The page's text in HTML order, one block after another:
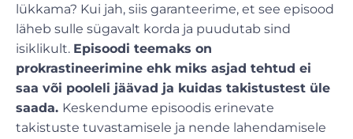
lükkama? Kui jah, siis garanteerime, et see episood
läheb sulle sügavalt korda ja puudutab sind
isiklikult. Episoodi teemaks on
prokrastineerimine ehk miks asjad tehtud ei
saa või pooleli jäävad ja kuidas takistustest üle
saada. Keskendume episoodis erinevate
takistuste tuvastamisele ja nende lahendamisele